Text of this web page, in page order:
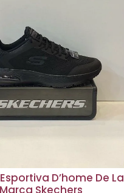
D’home De La
Marca Skechers